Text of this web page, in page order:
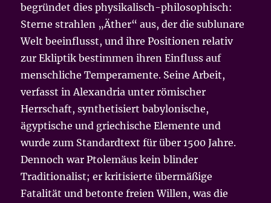
begründet dies physikalisch-philosophisch:
Sterne strahlen „Äther“ aus, der die sublunare
Welt beeinflusst, und ihre Positionen relativ
zur Ekliptik bestimmen ihren Einfluss auf
menschliche Temperamente. Seine Arbeit,
verfasst in Alexandria unter römischer
Herrschaft, synthetisiert babylonische,
ägyptische und griechische Elemente und
wurde zum Standardtext für über 1500 Jahre.
Dennoch war Ptolemäus kein blinder
Traditionalist; er kritisierte übermäßige
Fatalität und betonte freien Willen, was die